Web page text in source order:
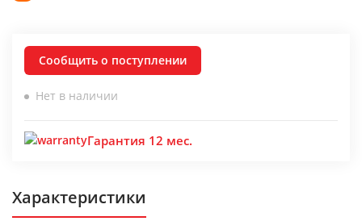
Сообщить о поступлении
Нет в наличии
Гарантия 12 мес.
Характеристики